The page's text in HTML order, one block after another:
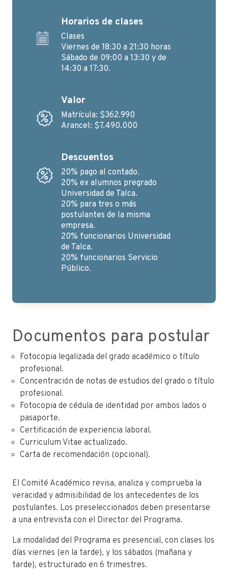
Horarios de clases
Clases
Viernes de 18:30 a 21:30 horas
Sábado de 09:00 a 13:30 y de
14:30 a 17:30.
Valor
Matrícula: $362.990
Arancel: $7.490.000
Descuentos
20% pago al contado.
20% ex alumnos pregrado
Universidad de Talca.
20% para tres o más
postulantes de la misma
empresa.
20% funcionarios Universidad
de Talca.
20% funcionarios Servicio
Público.
Documentos para postular
Fotocopia legalizada del grado académico o título
profesional.
Concentración de notas de estudios del grado o título
profesional.
Fotocopia de cédula de identidad por ambos lados o
pasaporte.
Certificación de experiencia laboral.
Curriculum Vitae actualizado.
Carta de recomendación (opcional).
El Comité Académico revisa, analiza y comprueba la
veracidad y admisibilidad de los antecedentes de los
postulantes. Los preseleccionados deben presentarse
a una entrevista con el Director del Programa.
La modalidad del Programa es presencial, con clases los
días viernes (en la tarde), y los sábados (mañana y
tarde), estructurado en 6 trimestres.